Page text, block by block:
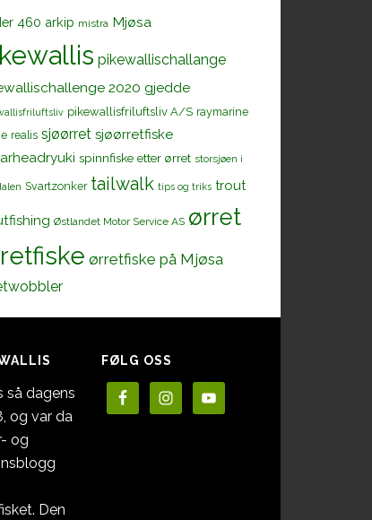
460 arkip mistra Mjøsa
pikewallischallange
2020 gjedde
pikewallisfriluftsliv A/S raymarine
realis sjøørret sjøørretfiske
spinnfiske etter ørret storsjøen i
Svartzonker tailwalk tips og triks trout
Østlandet Motor Service AS ørret
ørretfiske på Mjøsa
så dagens
og var da
og
Den
FØLG OSS